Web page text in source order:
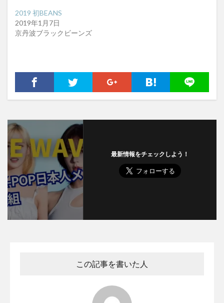
2019 初BEANS
2019年1月7日
京丹波ブラックビーンズ
最新情報をチェックしよう！
この記事を書いた人